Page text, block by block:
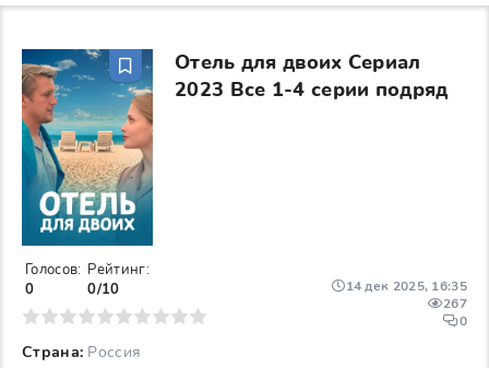
Отель для двоих Сериал
2023 Все 1-4 серии подряд
Страна: Россия
14 дек 2025, 16:35
267
0
Голосов:
0
Рейтинг:
0/10
7 8 9 10